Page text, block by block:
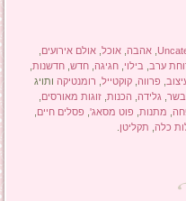
,אהבה ,אוכל ,אולם אירועים
ערב בילוי ,חגיגה ,חדש ,חדשנות
פרווה ,קוקטייל רומנטיקה ותויג
בשר גלידה הכנות ,זוגות מאורסים
מתנות פוט מסאג' פסלים חיים
כלה תקליטן